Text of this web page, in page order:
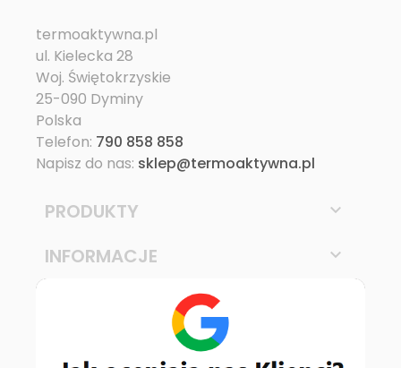
termoaktywna.pl
ul. Kielecka 28
Woj. Świętokrzyskie
25-090 Dyminy
Polska
Telefon: 790 858 858
Napisz do nas: sklep@termoaktywna.pl
PRODUKTY 
INFORMACJE 